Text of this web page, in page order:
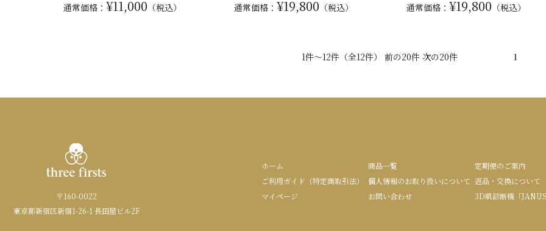
通常価格： ¥11,000 （税込）
通常価格： ¥19,800 （税込）
通常価格： ¥19,800 （税込）
1件～12件（全12件） 前の20件 次の20件 1
〒160-0022
東京都新宿区新宿1-26-1 長田屋ビル2F
ホーム 商品一覧
定期便のご案内
ご利用ガイド（特定商取引法）
個人情報のお取り扱いについて 返品・交換について
マイページ
お問い合わせ 3D肌診断機「